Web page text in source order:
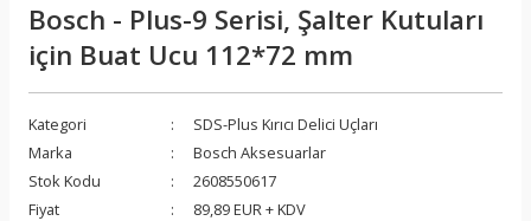
Bosch - Plus-9 Serisi, Şalter Kutuları
için Buat Ucu 112*72 mm
Kategori
SDS-Plus Kırıcı Delici Uçları
Marka
Bosch Aksesuarlar
Stok Kodu
2608550617
Fiyat
89,89 EUR + KDV